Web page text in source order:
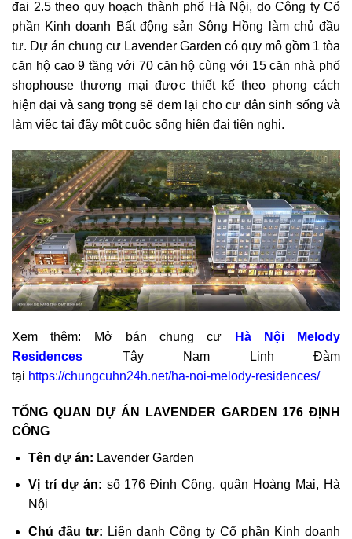
đai 2.5 theo quy hoạch thành phố Hà Nội, do Công ty Cổ
phần Kinh doanh Bất động sản Sông Hồng làm chủ đầu
tư. Dự án chung cư Lavender Garden có quy mô gồm 1 tòa
căn hộ cao 9 tầng với 70 căn hộ cùng với 15 căn nhà phố
shophouse thương mại được thiết kế theo phong cách
hiện đại và sang trọng sẽ đem lại cho cư dân sinh sống và
làm việc tại đây một cuộc sống hiện đại tiện nghi.
Xem thêm: Mở bán chung cư
Hà Nội Melody
Residences Tây Nam Linh Đàm
tại https://chungcuhn24h.net/ha-noi-melody-residences/
TỔNG QUAN DỰ ÁN LAVENDER GARDEN 176 ĐỊNH
CÔNG
Tên dự án: Lavender Garden
Vị trí dự án: số 176 Định Công, quận Hoàng Mai, Hà
Nội
Chủ đầu tư: Liên danh Công ty Cổ phần Kinh doanh